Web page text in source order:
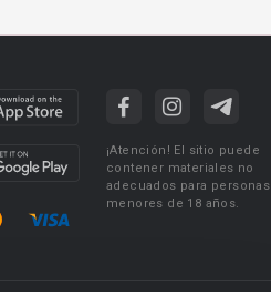
¡Atención! El sitio puede
contener materiales no
adecuados para personas
menores de 18 años.